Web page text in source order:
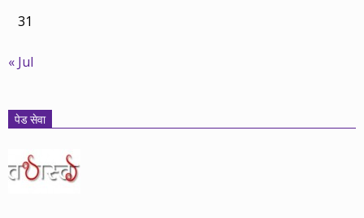
31
« Jul
पेड सेवा